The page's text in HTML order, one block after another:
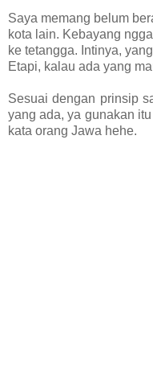
Saya memang belum
kota lain. Kebayang
ke tetangga. Intinya,
Etapi, kalau ada yang
Sesuai dengan prinsip
yang ada, ya gunakan
kata orang Jawa hehe.